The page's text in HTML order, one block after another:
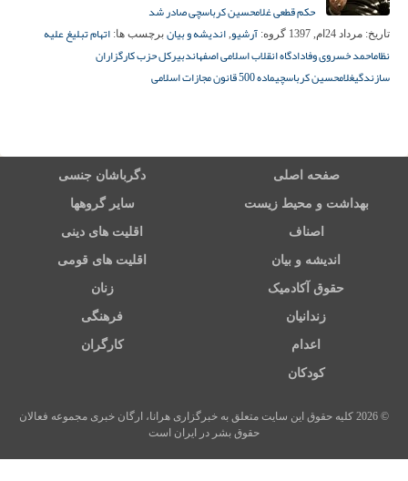
حکم قطعی غلامحسین کرباسچی صادر شد
تاریخ: مرداد 24ام, 1397 گروه: آرشیو, اندیشه و بیان برچسب ها: اتهام تبلیغ علیه
نظاماحمد خسروی وفادادگاه انقلاب اسلامی اصفهاندبیرکل حزب کارگزاران
سازندگیغلامحسین کرباسچیماده 500 قانون مجازات اسلامی
صفحه اصلی دگرباشان جنسی
بهداشت و محیط زیست سایر گروهها
اصناف اقلیت های دینی
اندیشه و بیان اقلیت های قومی
حقوق آکادمیک زنان
زندانیان فرهنگی
اعدام کارگران
کودکان
© 2026 کلیه حقوق این سایت متعلق به خبرگزاری هرانا، ارگان خبری مجموعه فعالان
حقوق بشر در ایران است